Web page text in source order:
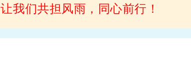
让我们共担风雨，同心前行！